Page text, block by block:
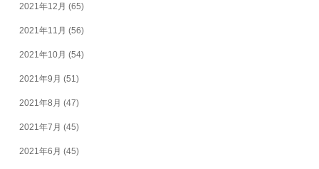
2021年12月 (65)
2021年11月 (56)
2021年10月 (54)
2021年9月 (51)
2021年8月 (47)
2021年7月 (45)
2021年6月 (45)